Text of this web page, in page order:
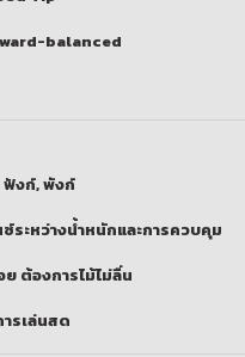
balanced
ฟังก์, พังก์
ระหว่างน้ำหนักและการควบคุม
ต้องการไม้ไม่ลื่น
ารเล่นสด